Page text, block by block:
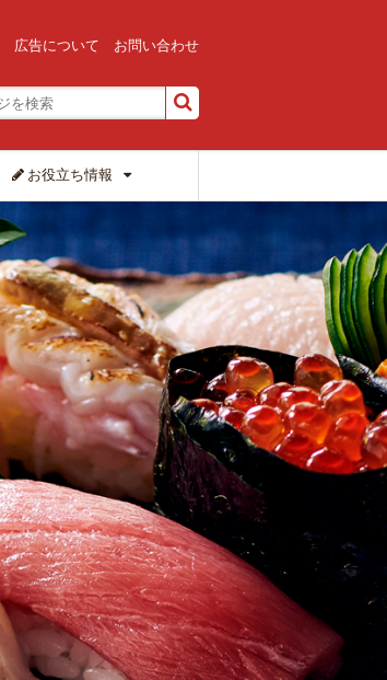
広告について お問い合わせ
お役立ち情報